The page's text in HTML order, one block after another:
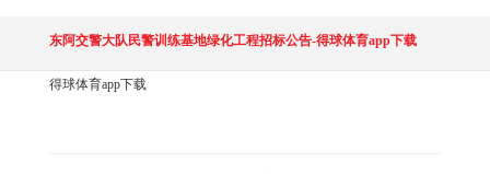
东阿交警大队民警训练基地绿化工程招标公告-得球体育app下载
得球体育app下载